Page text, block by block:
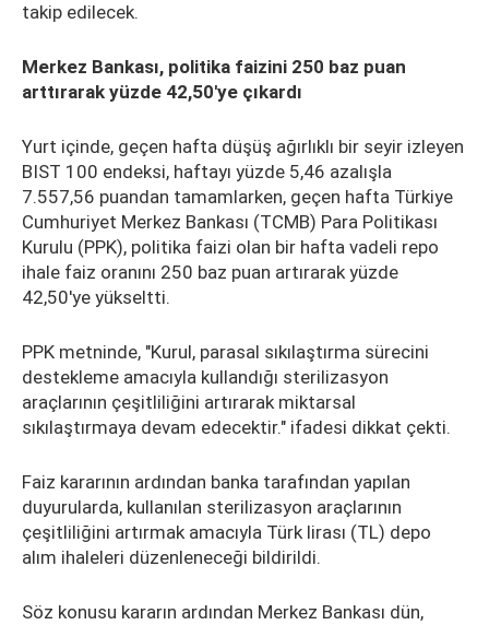
takip edilecek.
Merkez Bankası, politika faizini 250 baz puan
arttırarak yüzde 42,50'ye çıkardı
Yurt içinde, geçen hafta düşüş ağırlıklı bir seyir izleyen
BIST 100 endeksi, haftayı yüzde 5,46 azalışla
7.557,56 puandan tamamlarken, geçen hafta Türkiye
Cumhuriyet Merkez Bankası (TCMB) Para Politikası
Kurulu (PPK), politika faizi olan bir hafta vadeli repo
ihale faiz oranını 250 baz puan artırarak yüzde
42,50'ye yükseltti.
PPK metninde, "Kurul, parasal sıkılaştırma sürecini
destekleme amacıyla kullandığı sterilizasyon
araçlarının çeşitliliğini artırarak miktarsal
sıkılaştırmaya devam edecektir." ifadesi dikkat çekti.
Faiz kararının ardından banka tarafından yapılan
duyurularda, kullanılan sterilizasyon araçlarının
çeşitliliğini artırmak amacıyla Türk lirası (TL) depo
alım ihaleleri düzenleneceği bildirildi.
Söz konusu kararın ardından Merkez Bankası dün,